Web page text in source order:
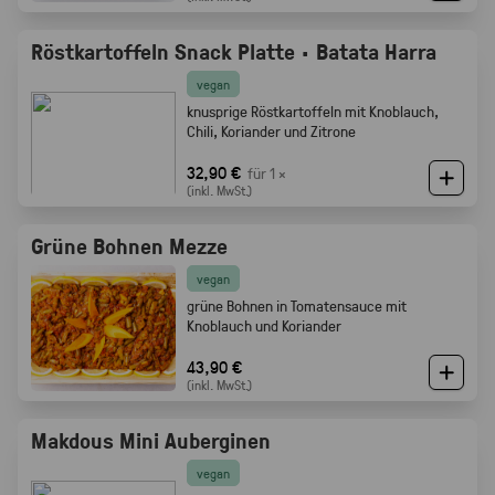
Röstkartoffeln Snack Platte · Batata Harra
vegan
knusprige Röstkartoffeln mit Knoblauch,
Chili, Koriander und Zitrone
32,90 € für 1 ×
(inkl. MwSt.)
Grüne Bohnen Mezze
vegan
grüne Bohnen in Tomatensauce mit
Knoblauch und Koriander
43,90 €
(inkl. MwSt.)
Makdous Mini Auberginen
vegan